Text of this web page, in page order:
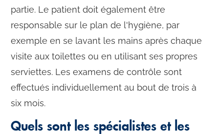
partie. Le patient doit également être
responsable sur le plan de l'hygiène, par
exemple en se lavant les mains après chaque
visite aux toilettes ou en utilisant ses propres
serviettes. Les examens de contrôle sont
effectués individuellement au bout de trois à
six mois.
Quels sont les spécialistes et les